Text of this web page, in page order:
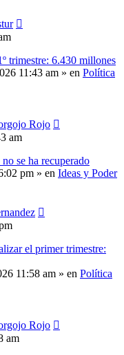
trimestre: 6.430 millones
11:43 am » en Política
Rojo
am
se ha recuperado
pm » en Ideas y Poder
el primer trimestre:
11:58 am » en Política
Rojo
am